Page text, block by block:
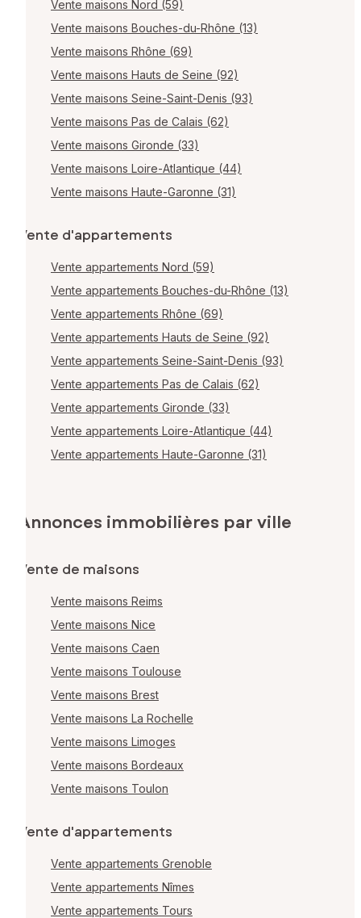
Vente maisons Nord (59)
Vente maisons Bouches-du-Rhône (13)
Vente maisons Rhône (69)
Vente maisons Hauts de Seine (92)
Vente maisons Seine-Saint-Denis (93)
Vente maisons Pas de Calais (62)
Vente maisons Gironde (33)
Vente maisons Loire-Atlantique (44)
Vente maisons Haute-Garonne (31)
Vente d'appartements
Vente appartements Nord (59)
Vente appartements Bouches-du-Rhône (13)
Vente appartements Rhône (69)
Vente appartements Hauts de Seine (92)
Vente appartements Seine-Saint-Denis (93)
Vente appartements Pas de Calais (62)
Vente appartements Gironde (33)
Vente appartements Loire-Atlantique (44)
Vente appartements Haute-Garonne (31)
Annonces immobilières par ville
Vente de maisons
Vente maisons Reims
Vente maisons Nice
Vente maisons Caen
Vente maisons Toulouse
Vente maisons Brest
Vente maisons La Rochelle
Vente maisons Limoges
Vente maisons Bordeaux
Vente maisons Toulon
Vente d'appartements
Vente appartements Grenoble
Vente appartements Nîmes
Vente appartements Tours